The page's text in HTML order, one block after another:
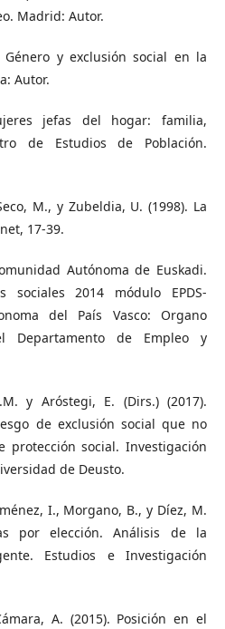
Madrid: Autor.
Género y exclusión social en la
Autor.
jefas del hogar: familia,
de Estudios de Población.
M., y Zubeldia, U. (1998). La
17-39.
Autónoma de Euskadi.
sociales 2014 módulo EPDS-
del País Vasco: Organo
Departamento de Empleo y
y Aróstegi, E. (Dirs.) (2017).
de exclusión social que no
protección social. Investigación
de Deusto.
I., Morgano, B., y Díez, M.
por elección. Análisis de la
Estudios e Investigación
A. (2015). Posición en el